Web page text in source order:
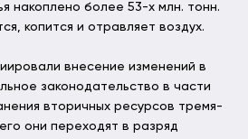
накоплено более 53-х млн. тонн.
копится и отравляет воздух.
внесение изменений в
законодательство в части
вторичных ресурсов тремя-
они переходят в разряд